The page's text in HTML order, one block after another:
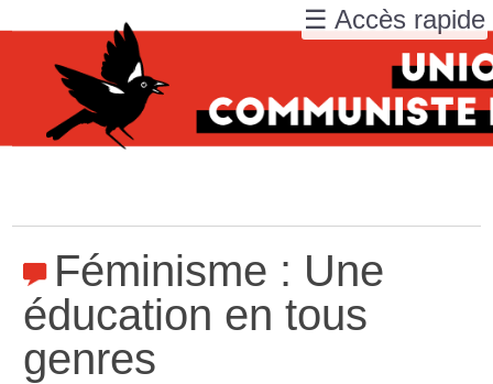
Féminisme : Une
éducation en tous
genres
☰ Accès rapide